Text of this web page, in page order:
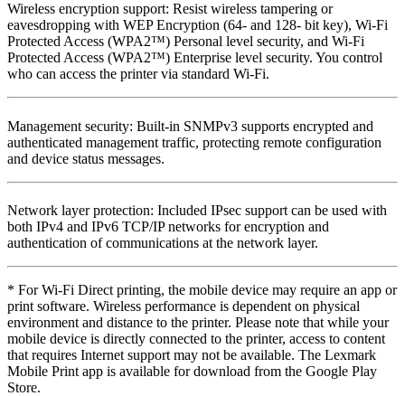
Wireless encryption support: Resist wireless tampering or
eavesdropping with WEP Encryption (64- and 128- bit key), Wi-Fi
Protected Access (WPA2™) Personal level security, and Wi-Fi
Protected Access (WPA2™) Enterprise level security. You control
who can access the printer via standard Wi-Fi.
Management security: Built-in SNMPv3 supports encrypted and
authenticated management traffic, protecting remote configuration
and device status messages.
Network layer protection: Included IPsec support can be used with
both IPv4 and IPv6 TCP/IP networks for encryption and
authentication of communications at the network layer.
* For Wi-Fi Direct printing, the mobile device may require an app or
print software. Wireless performance is dependent on physical
environment and distance to the printer. Please note that while your
mobile device is directly connected to the printer, access to content
that requires Internet support may not be available. The Lexmark
Mobile Print app is available for download from the Google Play
Store.